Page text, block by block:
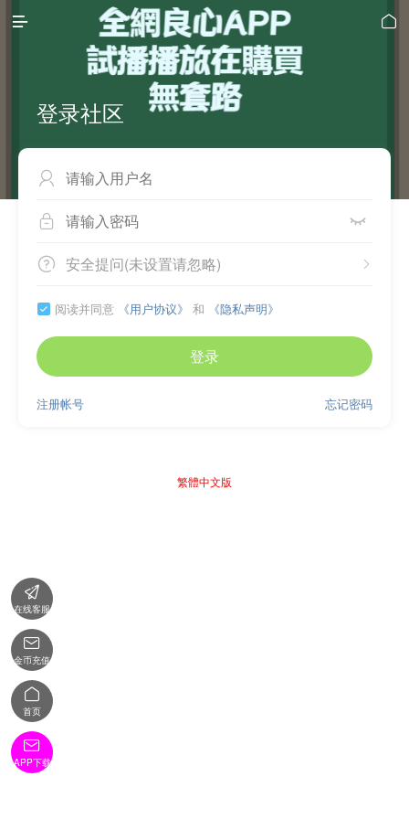
 
登录社区

 
 
安全提问(未设置请忽略)
 阅读并同意 《用户协议》 和 《隐私声明》
登录
忘记密码
注册帐号
繁體中文版

在线客服

金币充值

首页

APP下载